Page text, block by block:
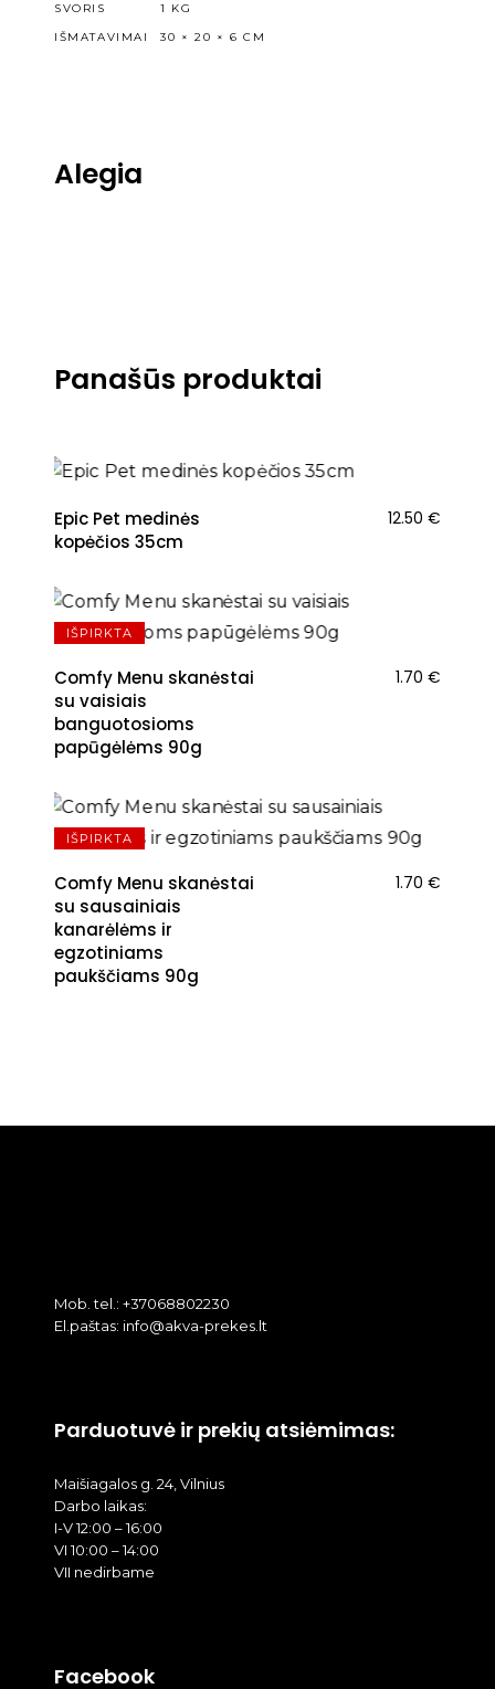
SVORIS
1 KG
IŠMATAVIMAI
30 × 20 × 6 CM
Alegia
Panašūs produktai
Epic Pet medinės
kopėčios 35cm
12.50 €
IŠPIRKTA
Comfy Menu skanėstai
su vaisiais
banguotosioms
papūgėlėms 90g
1.70 €
IŠPIRKTA
Comfy Menu skanėstai
su sausainiais
kanarėlėms ir
egzotiniams
paukščiams 90g
1.70 €
Mob. tel.: +37068802230
El.paštas: info@akva-prekes.lt
Parduotuvė ir prekių atsiėmimas:
Maišiagalos g. 24, Vilnius
Darbo laikas:
I-V 12:00 – 16:00
VI 10:00 – 14:00
VII nedirbame
Facebook